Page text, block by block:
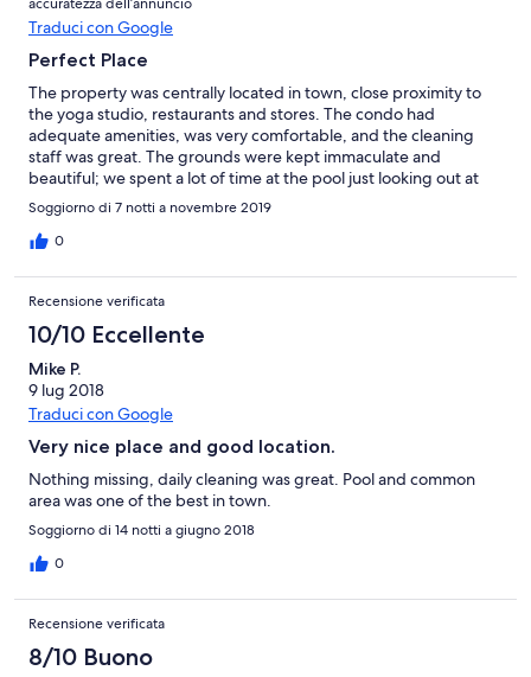
accuratezza dell’annuncio
Traduci con Google
Perfect Place
The property was centrally located in town, close proximity to
the yoga studio, restaurants and stores. The condo had
adequate amenities, was very comfortable, and the cleaning
staff was great. The grounds were kept immaculate and
beautiful; we spent a lot of time at the pool just looking out at
the surf. We hope to return soon to this property for another
great trip!
Soggiorno di 7 notti a novembre 2019
0
Recensione verificata
10/10 Eccellente
Mike P.
9 lug 2018
Traduci con Google
Very nice place and good location.
Nothing missing, daily cleaning was great. Pool and common
area was one of the best in town.
Soggiorno di 14 notti a giugno 2018
0
Recensione verificata
8/10 Buono